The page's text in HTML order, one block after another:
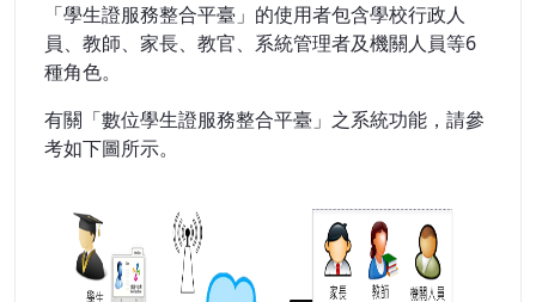
「學生證服務整合平臺」的使用者包含學校行政人
員、教師、家長、教官、系統管理者及機關人員等6
種角色。
有關「數位學生證服務整合平臺」之系統功能，請參
考如下圖所示。